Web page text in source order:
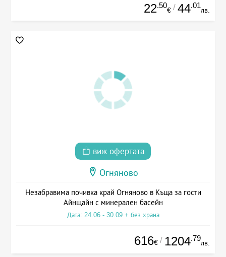
22.50
€ / 44.01
лв.
виж офертата
Огняново
Незабравима почивка край Огняново в Къща за гости
Айнщайн с минерален басейн
Дата: 24.06 - 30.09 + без храна
616€ / 1204.79
лв.